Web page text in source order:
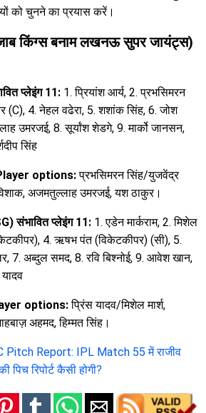
को चुनने का प्रयास करें।
किंग्स बनाम लखनऊ सुपर जायंट्स)
प्लेइंग 11: 1. प्रियांश आर्य, 2. प्रभसिमरन
(C), 4. नेहल वढेरा, 5. शशांक सिंह, 6. जोश
उमरजई, 8. सूर्यांश शेडगे, 9. मार्को जानसन,
सिंह
options:प्रभसिमरन सिंह/युजवेंद्र
अजमतुल्लाह उमरजई, यश ठाकुर।
संभावित प्लेइंग 11: 1. एडेन मार्कराम, 2. मिशेल
4. ऋषभ पंत (विकेटकीपर) (सी), 5.
7. अब्दुल समद, 8. रवि बिश्नोई, 9. आवेश खान,
options:प्रिंस यादव/मिशेल मार्श,
अहमद, हिम्मत सिंह।
Pitch Report: IPL Match 55 में राजीव
रिपोर्ट कैसी होगी?